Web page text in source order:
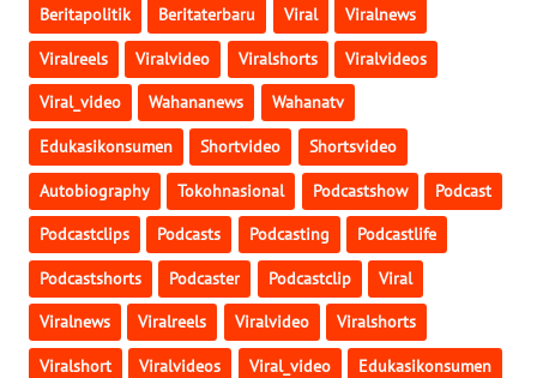
Beritapolitik Beritaterbaru Viral Viralnews
Viralreels Viralvideo Viralshorts Viralvideos
Viral_video Wahananews Wahanatv
Edukasikonsumen Shortvideo Shortsvideo
Autobiography Tokohnasional Podcastshow Podcast
Podcastclips Podcasts Podcasting Podcastlife
Podcastshorts Podcaster Podcastclip Viral
Viralnews Viralreels Viralvideo Viralshorts
Viralshort Viralvideos Viral_video Edukasikonsumen
RIAU
WN
SERAMBI
WN
JAMBI
WN
SULTRA
WN
NTB